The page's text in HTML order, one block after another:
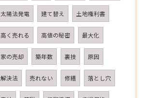
太陽法発電 建て替え 土地権利書
高く売れる 高値の秘密 最大化
家の売却 築年数 裏技 原因
解決法 売れない 修繕 落とし穴